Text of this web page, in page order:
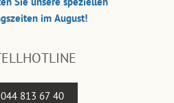
im August!
044 813 67 40